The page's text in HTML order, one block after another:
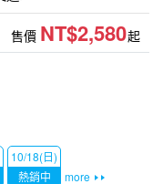
售價 NT$2,580起
10/18(日)
熱銷中
more